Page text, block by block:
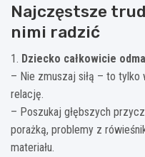
Najczęstsze
nimi radzić
1. Dziecko całkowicie
– Nie zmuszaj siłą – to
relację.
– Poszukaj głębszych
porażką, problemy z
materiału.